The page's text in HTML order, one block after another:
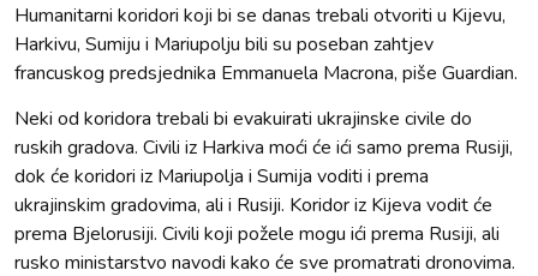
Humanitarni koridori koji bi se danas trebali otvoriti u Kijevu,
Harkivu, Sumiju i Mariupolju bili su poseban zahtjev
francuskog predsjednika Emmanuela Macrona, piše Guardian.
Neki od koridora trebali bi evakuirati ukrajinske civile do
ruskih gradova. Civili iz Harkiva moći će ići samo prema Rusiji,
dok će koridori iz Mariupolja i Sumija voditi i prema
ukrajinskim gradovima, ali i Rusiji. Koridor iz Kijeva vodit će
prema Bjelorusiji. Civili koji požele mogu ići prema Rusiji, ali
rusko ministarstvo navodi kako će sve promatrati dronovima.